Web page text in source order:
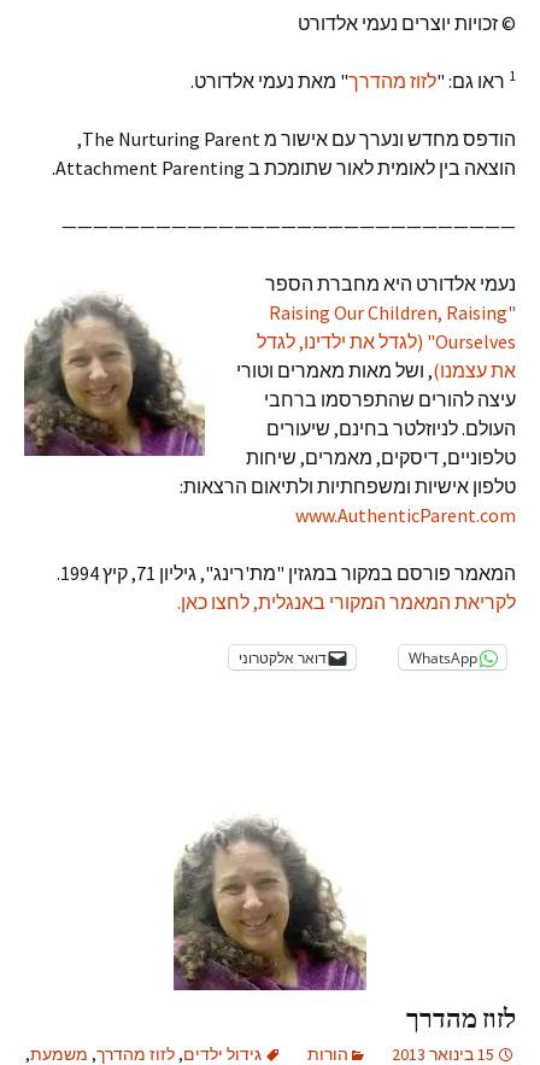
© זכויות יוצרים נעמי אלדורט
1 ראו גם: "לזוז מהדרך" מאת נעמי אלדורט.
הודפס מחדש ונערך עם אישור מ The Nurturing Parent,
הוצאה בין לאומית לאור שתומכת ב Attachment Parenting.
—————————————————————————————
נעמי אלדורט היא מחברת הספר
"Raising Our Children, Raising
Ourselves" (לגדל את ילדינו, לגדל
את עצמנו), ושל מאות מאמרים וטורי
עיצה להורים שהתפרסמו ברחבי
העולם. לניוזלטר בחינם, שיעורים
טלפוניים, דיסקים, מאמרים, שיחות
טלפון אישיות ומשפחתיות ולתיאום הרצאות:
www.AuthenticParent.com
המאמר פורסם במקור במגזין "מת'רינג", גיליון 71, קיץ 1994.
לקריאת המאמר המקורי באנגלית, לחצו כאן.
WhatsApp דואר אלקטרוני
לזוז מהדרך
15 בינואר 2013 הורות גידול ילדים, לזוז מהדרך, משמעת,